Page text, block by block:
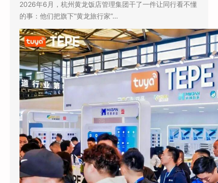
2026年6月，杭州黄龙饭店管理集团干了一件让同行看不懂
的事：他们把旗下”黄龙旅行家”…